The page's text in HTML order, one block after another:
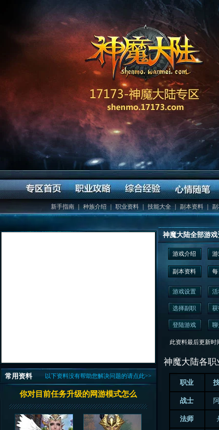
新手指南 种族介绍 ｜ 职业资料 ｜技能大全｜ 副本资料 ｜
以下资料没有帮助您解决问题的请点此>>
常用资料
你对目前任务升级的网游模式怎么
神魔大陆全部游戏
游戏介绍
副本资料
游戏设置
选择副职
登陆游戏
此资料最后更新时
神魔大陆各职
职业
战士
法师